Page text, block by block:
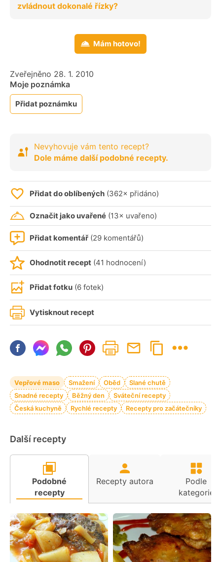
zvládnout dokonalé řízky?
Mám hotovo!
Zveřejněno 28. 1. 2010
Moje poznámka
Přidat poznámku
Nevyhovuje vám tento recept?
Dole máme další podobné recepty.
Přidat do oblíbených (362× přidáno)
Označit jako uvařené (13× uvařeno)
Přidat komentář (29 komentářů)
Ohodnotit recept (41 hodnocení)
Přidat fotku (6 fotek)
Vytisknout recept
Vepřové maso Smažení Oběd
Slané chutě
Snadné recepty
Běžný den
Sváteční recepty
Česká kuchyně
Rychlé recepty Recepty pro začátečníky
Další recepty
Podobné
recepty
Recepty autora
Podle
kategorie